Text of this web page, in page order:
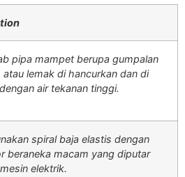
pipa mampet berupa gumpalan
lemak di hancurkan dan di
air tekanan tinggi.
spiral baja elastis dengan
beraneka macam yang diputar
elektrik.